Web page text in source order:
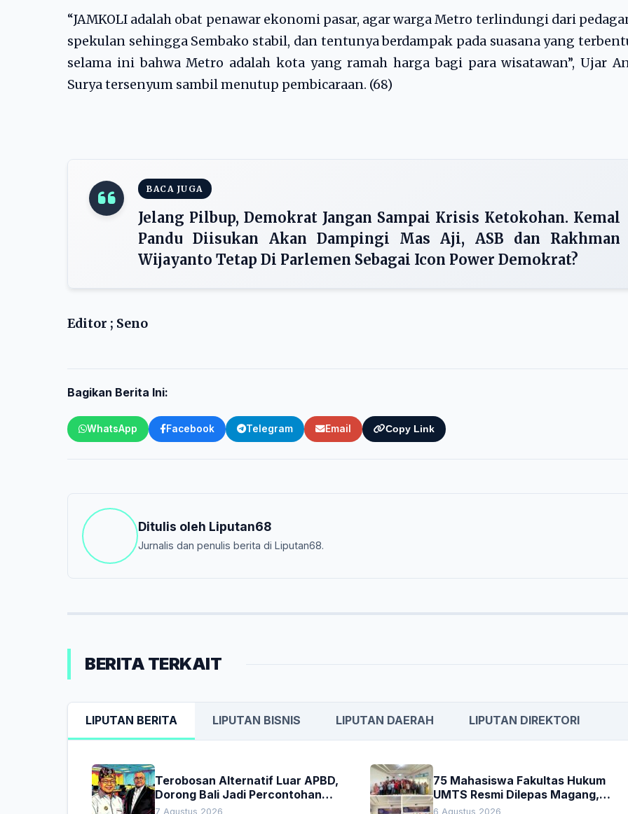
“JAMKOLI adalah obat penawar ekonomi pasar, agar warga Metro terlindungi dari
spekulan sehingga Sembako stabil, dan tentunya berdampak pada suasana yang
selama ini bahwa Metro adalah kota yang ramah harga bagi para wisatawan”, Ujar
Surya tersenyum sambil menutup pembicaraan. (68)
BACA JUGA
Jelang Pilbup, Demokrat Jangan Sampai Krisis Ketokohan. Kemal
Pandu Diisukan Akan Dampingi Mas Aji, ASB dan Rakhman
Wijayanto Tetap Di Parlemen Sebagai Icon Power Demokrat?
Editor ; Seno
Bagikan Berita Ini:
WhatsApp Facebook Telegram Email Copy Link
Ditulis oleh Liputan68
Jurnalis dan penulis berita di Liputan68.
BERITA TERKAIT
LIPUTAN BERITA LIPUTAN BISNIS LIPUTAN DAERAH LIPUTAN DIREKTORI
Terobosan Alternatif Luar APBD,
Dorong Bali Jadi Percontohan
Nasional Pembiayaan Daerah
7 Agustus 2026
75 Mahasiswa Fakultas Hukum
UMTS Resmi Dilepas Magang,
Dekan Titip Empat Pesan
6 Agustus 2026